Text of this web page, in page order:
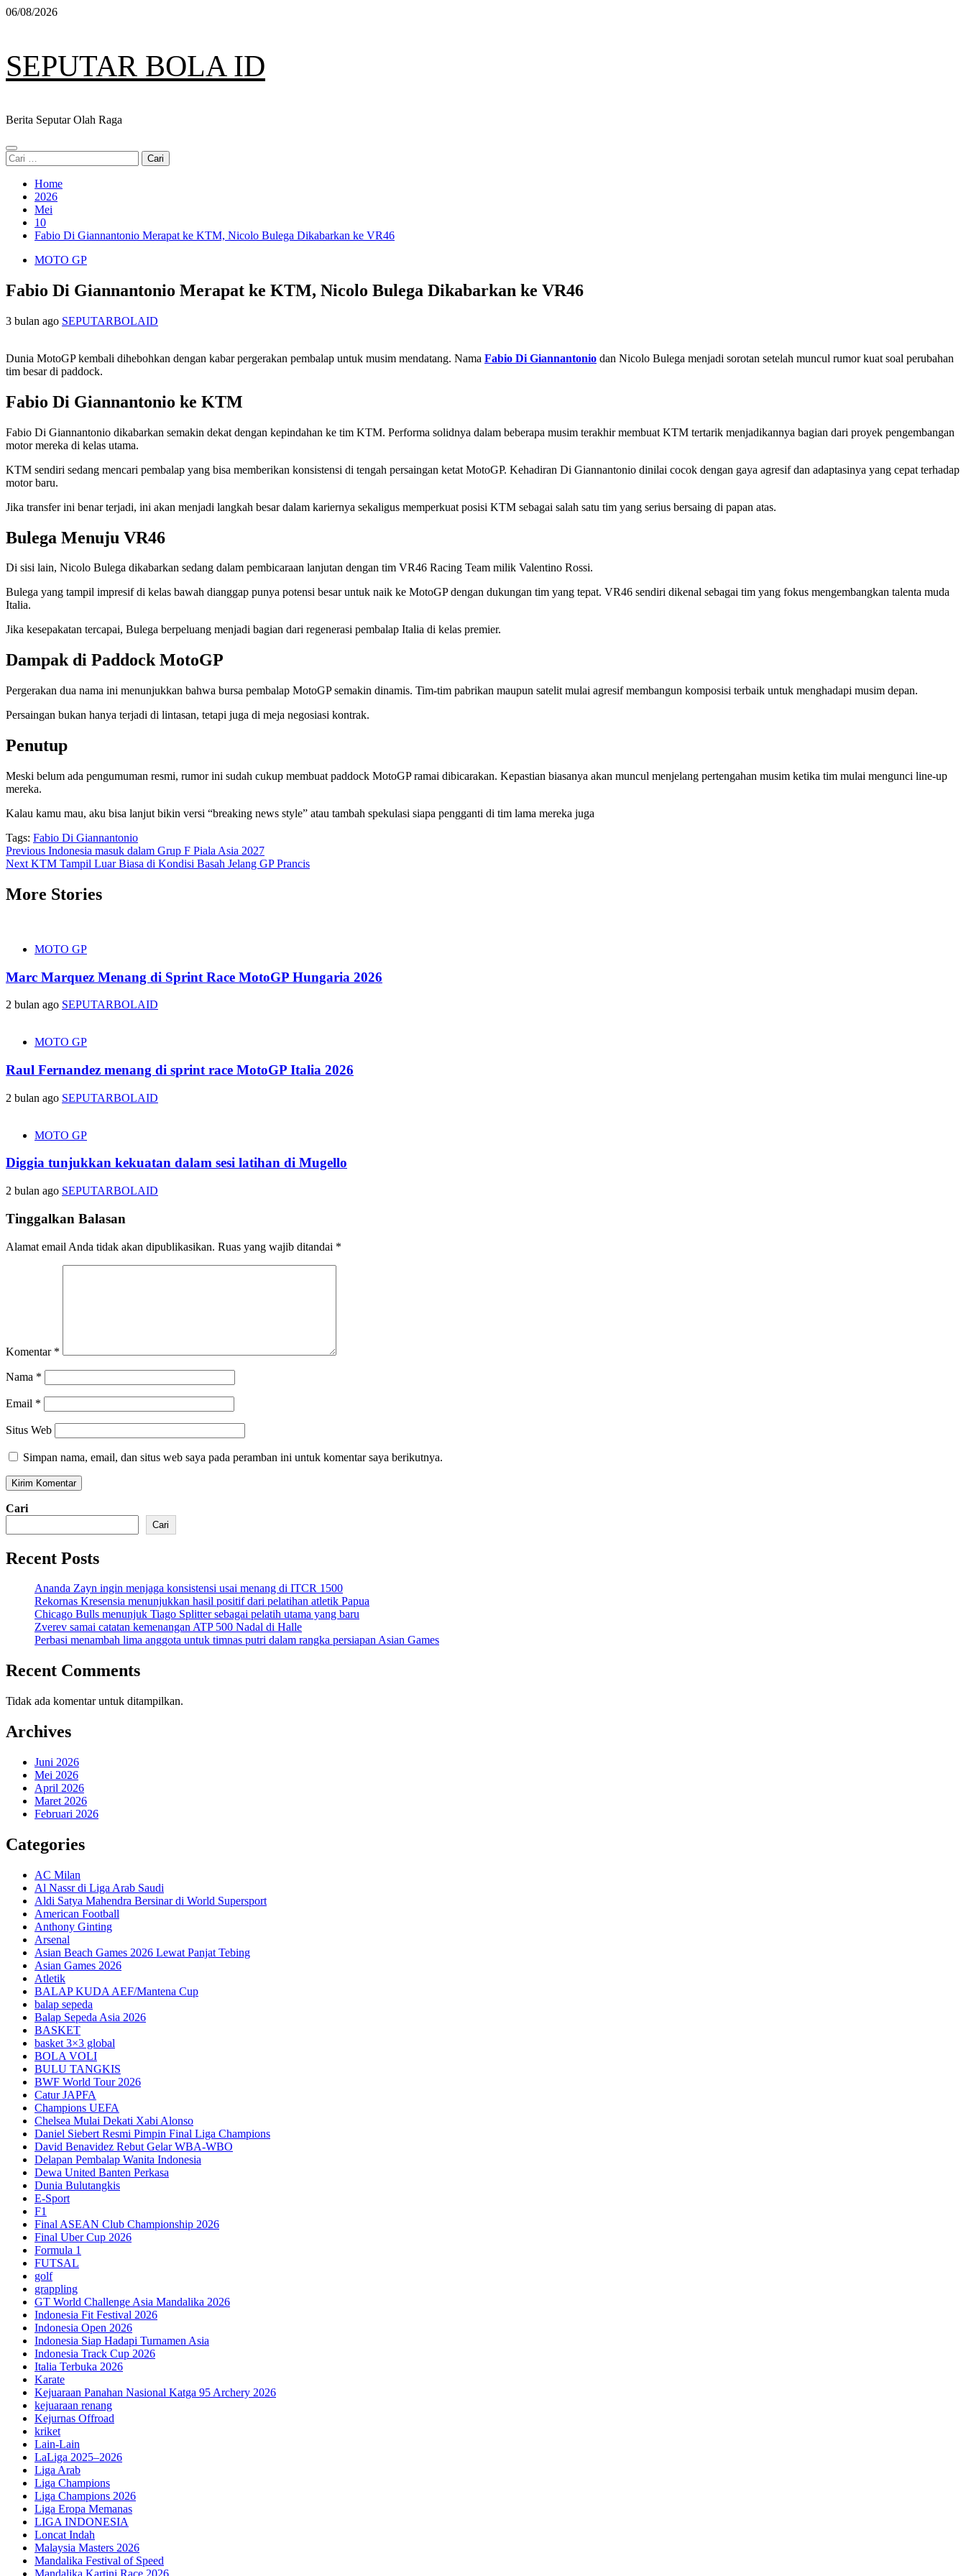
Skip
06/08/2026
SEPUTAR BOLA ID
Berita Seputar Olah Raga
Primary
Menu
Cari
untuk:
Home
2026
Mei
10
Fabio Di Giannantonio Merapat ke KTM, Nicolo Bulega Dikabarkan ke VR46
MOTO GP
Fabio Di Giannantonio Merapat ke KTM, Nicolo Bulega Dikabarkan ke VR46
3 bulan ago SEPUTARBOLAID
Dunia MotoGP kembali dihebohkan dengan kabar pergerakan pembalap untuk musim mendatang. Nama Fabio Di Giannantonio dan Nicolo Bulega menjadi sorotan setelah muncul rumor kuat soal perubahan
tim besar di paddock.
Fabio Di Giannantonio ke KTM
Fabio Di Giannantonio dikabarkan semakin dekat dengan kepindahan ke tim KTM. Performa solidnya dalam beberapa musim terakhir membuat KTM tertarik menjadikannya bagian dari proyek pengembangan
motor mereka di kelas utama.
KTM sendiri sedang mencari pembalap yang bisa memberikan konsistensi di tengah persaingan ketat MotoGP. Kehadiran Di Giannantonio dinilai cocok dengan gaya agresif dan adaptasinya yang cepat terhadap
motor baru.
Jika transfer ini benar terjadi, ini akan menjadi langkah besar dalam kariernya sekaligus memperkuat posisi KTM sebagai salah satu tim yang serius bersaing di papan atas.
Bulega Menuju VR46
Di sisi lain, Nicolo Bulega dikabarkan sedang dalam pembicaraan lanjutan dengan tim VR46 Racing Team milik Valentino Rossi.
Bulega yang tampil impresif di kelas bawah dianggap punya potensi besar untuk naik ke MotoGP dengan dukungan tim yang tepat. VR46 sendiri dikenal sebagai tim yang fokus mengembangkan talenta muda
Italia.
Jika kesepakatan tercapai, Bulega berpeluang menjadi bagian dari regenerasi pembalap Italia di kelas premier.
Dampak di Paddock MotoGP
Pergerakan dua nama ini menunjukkan bahwa bursa pembalap MotoGP semakin dinamis. Tim-tim pabrikan maupun satelit mulai agresif membangun komposisi terbaik untuk menghadapi musim depan.
Persaingan bukan hanya terjadi di lintasan, tetapi juga di meja negosiasi kontrak.
Penutup
Meski belum ada pengumuman resmi, rumor ini sudah cukup membuat paddock MotoGP ramai dibicarakan. Kepastian biasanya akan muncul menjelang pertengahan musim ketika tim mulai mengunci line-up
mereka.
Kalau kamu mau, aku bisa lanjut bikin versi “breaking news style” atau tambah spekulasi siapa pengganti di tim lama mereka juga
Tags: Fabio Di Giannantonio
Post
navigation
Previous Indonesia masuk dalam Grup F Piala Asia 2027
Next KTM Tampil Luar Biasa di Kondisi Basah Jelang GP Prancis
More Stories
MOTO GP
Marc Marquez Menang di Sprint Race MotoGP Hungaria 2026
2 bulan ago SEPUTARBOLAID
MOTO GP
Raul Fernandez menang di sprint race MotoGP Italia 2026
2 bulan ago SEPUTARBOLAID
MOTO GP
Diggia tunjukkan kekuatan dalam sesi latihan di Mugello
2 bulan ago SEPUTARBOLAID
Tinggalkan Balasan
Alamat email Anda tidak akan dipublikasikan. Ruas yang wajib ditandai *
Komentar *
Nama *
Email *
Situs Web
Simpan nama, email, dan situs web saya pada peramban ini untuk komentar saya berikutnya.
Cari
Cari
Recent Posts
Ananda Zayn ingin menjaga konsistensi usai menang di ITCR 1500
Rekornas Kresensia menunjukkan hasil positif dari pelatihan atletik Papua
Chicago Bulls menunjuk Tiago Splitter sebagai pelatih utama yang baru
Zverev samai catatan kemenangan ATP 500 Nadal di Halle
Perbasi menambah lima anggota untuk timnas putri dalam rangka persiapan Asian Games
Recent Comments
Tidak ada komentar untuk ditampilkan.
Archives
Juni 2026
Mei 2026
April 2026
Maret 2026
Februari 2026
Categories
AC Milan
Al Nassr di Liga Arab Saudi
Aldi Satya Mahendra Bersinar di World Supersport
American Football
Anthony Ginting
Arsenal
Asian Beach Games 2026 Lewat Panjat Tebing
Asian Games 2026
Atletik
BALAP KUDA AEF/Mantena Cup
balap sepeda
Balap Sepeda Asia 2026
BASKET
basket 3×3 global
BOLA VOLI
BULU TANGKIS
BWF World Tour 2026
Catur JAPFA
Champions UEFA
Chelsea Mulai Dekati Xabi Alonso
Daniel Siebert Resmi Pimpin Final Liga Champions
David Benavidez Rebut Gelar WBA-WBO
Delapan Pembalap Wanita Indonesia
Dewa United Banten Perkasa
Dunia Bulutangkis
E-Sport
F1
Final ASEAN Club Championship 2026
Final Uber Cup 2026
Formula 1
FUTSAL
golf
grappling
GT World Challenge Asia Mandalika 2026
Indonesia Fit Festival 2026
Indonesia Open 2026
Indonesia Siap Hadapi Turnamen Asia
Indonesia Track Cup 2026
Italia Terbuka 2026
Karate
Kejuaraan Panahan Nasional Katga 95 Archery 2026
kejuaraan renang
Kejurnas Offroad
kriket
Lain-Lain
LaLiga 2025–2026
Liga Arab
Liga Champions
Liga Champions 2026
Liga Eropa Memanas
LIGA INDONESIA
Loncat Indah
Malaysia Masters 2026
Mandalika Festival of Speed
Mandalika Kartini Race 2026